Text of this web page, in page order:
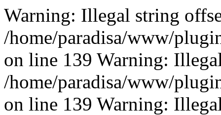
Warning: Illegal string
/home/paradisa/www/
on line 139 Warning:
/home/paradisa/www/
on line 139 Warning: